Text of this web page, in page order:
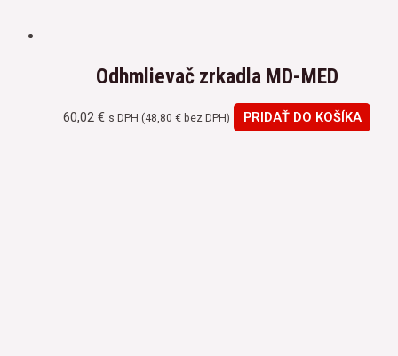
Odhmlievač zrkadla MD-MED
60,02 € s DPH (48,80 €bez DPH) PRIDAŤ DO KOŠÍKA